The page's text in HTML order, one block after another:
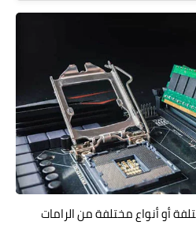
أو أنواع مختلفة من الرامات